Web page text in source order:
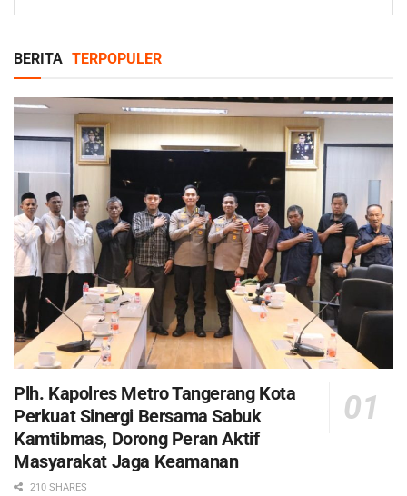
BERITA TERPOPULER
Plh. Kapolres Metro Tangerang Kota
Perkuat Sinergi Bersama Sabuk
Kamtibmas, Dorong Peran Aktif
Masyarakat Jaga Keamanan
210 SHARES